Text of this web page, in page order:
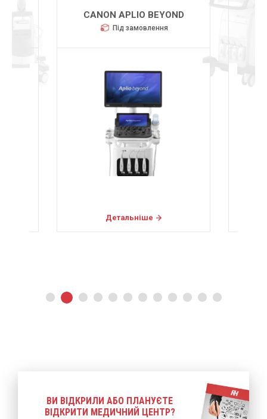
CANON APLIO BEYOND
Під замовлення
Детальніше
ВИ ВІДКРИЛИ АБО ПЛАНУЄТЕ
ВІДКРИТИ МЕДИЧНИЙ ЦЕНТР?